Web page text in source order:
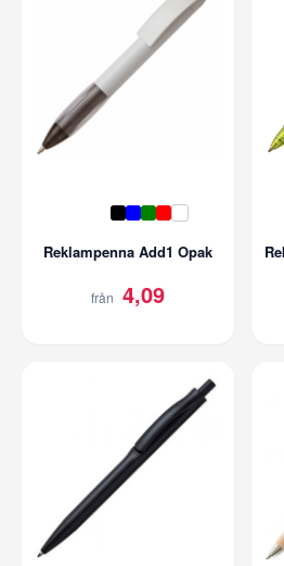
Reklampenna Add1 Opak
från 4,09